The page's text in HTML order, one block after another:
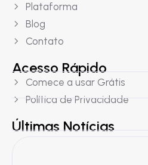
Plataforma
Blog
Contato
Acesso Rápido
Comece a usar Grátis
Política de Privacidade
Últimas Notícias